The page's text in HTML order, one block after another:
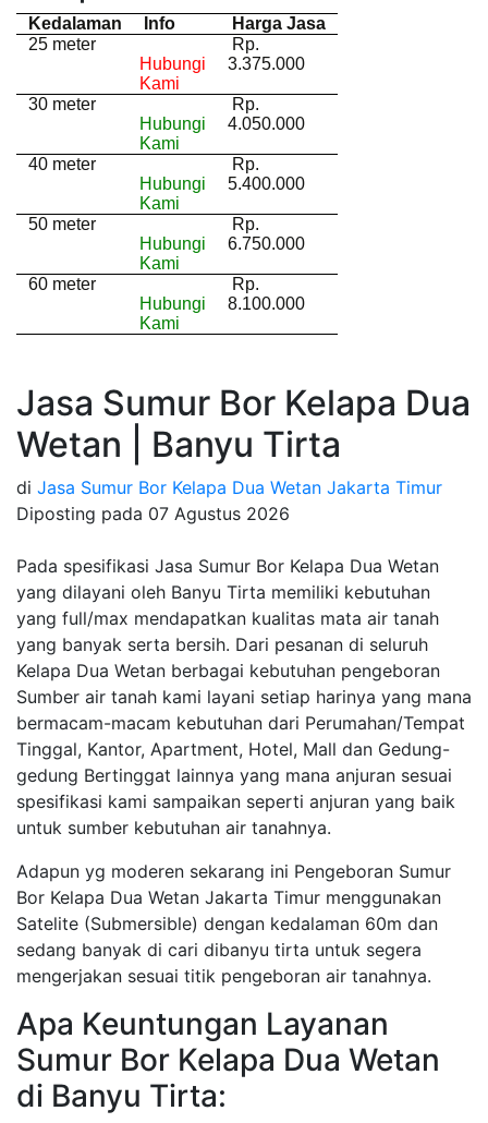
Kedalaman Info
Harga Jasa
25 meter
Hubungi
Kami
Rp.
3.375.000
30 meter
Hubungi
Kami
Rp.
4.050.000
40 meter
Hubungi
Kami
Rp.
5.400.000
50 meter
Hubungi
Kami
Rp.
6.750.000
60 meter
Hubungi
Kami
Rp.
8.100.000
Jasa Sumur Bor Kelapa Dua
Wetan | Banyu Tirta
di Jasa Sumur Bor Kelapa Dua Wetan Jakarta Timur
Diposting pada 07 Agustus 2026
Pada spesifikasi Jasa Sumur Bor Kelapa Dua Wetan
yang dilayani oleh Banyu Tirta memiliki kebutuhan
yang full/max mendapatkan kualitas mata air tanah
yang banyak serta bersih. Dari pesanan di seluruh
Kelapa Dua Wetan berbagai kebutuhan pengeboran
Sumber air tanah kami layani setiap harinya yang mana
bermacam-macam kebutuhan dari Perumahan/Tempat
Tinggal, Kantor, Apartment, Hotel, Mall dan Gedung-
gedung Bertinggat lainnya yang mana anjuran sesuai
spesifikasi kami sampaikan seperti anjuran yang baik
untuk sumber kebutuhan air tanahnya.
Adapun yg moderen sekarang ini Pengeboran Sumur
Bor Kelapa Dua Wetan Jakarta Timur menggunakan
Satelite (Submersible) dengan kedalaman 60m dan
sedang banyak di cari dibanyu tirta untuk segera
mengerjakan sesuai titik pengeboran air tanahnya.
Apa Keuntungan Layanan
Sumur Bor Kelapa Dua Wetan
di Banyu Tirta: